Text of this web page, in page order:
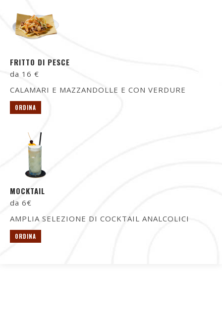
FRITTO DI PESCE
da 16 €
CALAMARI E MAZZANDOLLE E CON VERDURE
ORDINA
MOCKTAIL
da 6€
AMPLIA SELEZIONE DI COCKTAIL ANALCOLICI
ORDINA